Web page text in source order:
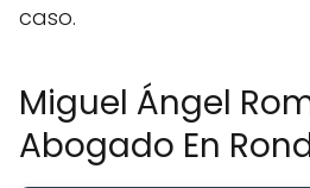
caso.
Miguel Ángel
Abogado En